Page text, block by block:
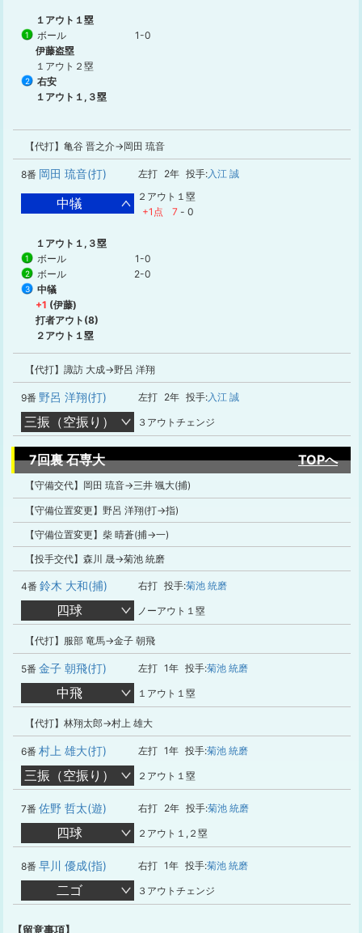
１アウト１塁
1 ボール
1-0
伊藤盗塁
１アウト２塁
2
右安
１アウト１,３塁
【代打】亀谷 晋之介→岡田 琉音
8番 岡田 琉音(打) 左打 2年 投手:入江 誠
中犠
２アウト１塁
+1点
7 - 0
１アウト１,３塁
1 ボール 1-0
2 ボール 2-0
3
中犠
+1 (伊藤)
打者アウト(8)
２アウト１塁
【代打】諏訪 大成→野呂 洋翔
9番 野呂 洋翔(打) 左打 2年 投手:入江 誠
三振（空振り） ３アウトチェンジ
7回裏 石専大 TOPへ
【守備交代】岡田 琉音→三井 颯大(捕)
【守備位置変更】野呂 洋翔(打→指)
【守備位置変更】柴 晴蒼(捕→一)
【投手交代】森川 晟→菊池 統磨
4番 鈴木 大和(捕) 右打 投手:菊池 統磨
四球 ノーアウト１塁
【代打】服部 竜馬→金子 朝飛
5番 金子 朝飛(打) 左打 1年 投手:菊池 統磨
中飛 １アウト１塁
【代打】林翔太郎→村上 雄大
6番 村上 雄大(打) 左打 1年 投手:菊池 統磨
三振（空振り） ２アウト１塁
7番 佐野 哲太(遊) 右打 2年 投手:菊池 統磨
四球 ２アウト１,２塁
8番 早川 優成(指) 右打 1年 投手:菊池 統磨
二ゴ ３アウトチェンジ
【留意事項】